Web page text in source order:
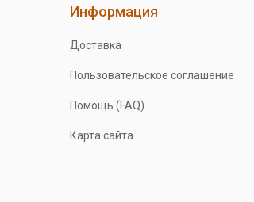
Информация
Доставка
Пользовательское соглашение
Помощь (FAQ)
Карта сайта